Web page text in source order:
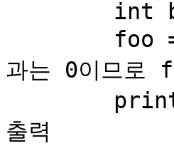
과는 0이므로
출력